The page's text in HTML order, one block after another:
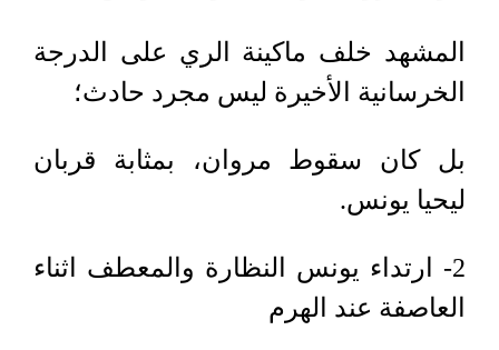
المشهد خلف ماكينة الري على الدرجة
الخرسانية الأخيرة ليس مجرد حادث؛
بل كان سقوط مروان، بمثابة قربان
ليحيا يونس.
2- ارتداء يونس النظارة والمعطف اثناء
العاصفة عند الهرم